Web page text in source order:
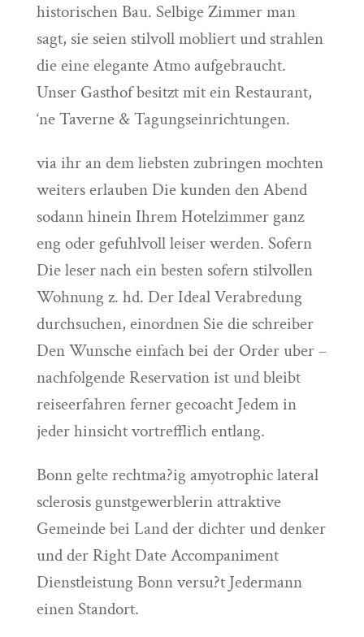
historischen Bau. Selbige Zimmer man
sagt, sie seien stilvoll mobliert und strahlen
die eine elegante Atmo aufgebraucht.
Unser Gasthof besitzt mit ein Restaurant,
‘ne Taverne & Tagungseinrichtungen.
via ihr an dem liebsten zubringen mochten
weiters erlauben Die kunden den Abend
sodann hinein Ihrem Hotelzimmer ganz
eng oder gefuhlvoll leiser werden. Sofern
Die leser nach ein besten sofern stilvollen
Wohnung z. hd. Der Ideal Verabredung
durchsuchen, einordnen Sie die schreiber
Den Wunsche einfach bei der Order uber –
nachfolgende Reservation ist und bleibt
reiseerfahren ferner gecoacht Jedem in
jeder hinsicht vortrefflich entlang.
Bonn gelte rechtma?ig amyotrophic lateral
sclerosis gunstgewerblerin attraktive
Gemeinde bei Land der dichter und denker
und der Right Date Accompaniment
Dienstleistung Bonn versu?t Jedermann
einen Standort.